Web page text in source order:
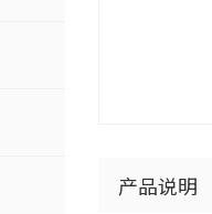
产品说明